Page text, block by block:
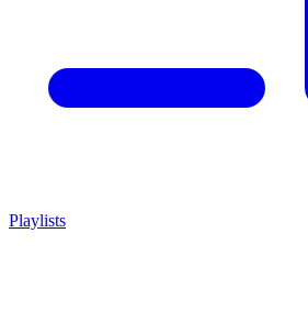
Playlists